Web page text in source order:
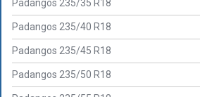
Padangos 235/35 R18
Padangos 235/40 R18
Padangos 235/45 R18
Padangos 235/50 R18